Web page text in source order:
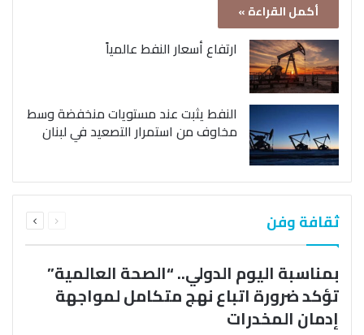
أكمل القراءة »
ارتفاع أسعار النفط عالمياً
النفط يثبت عند مستويات منخفضة وسط
مخاوف من استمرار التصعيد في لبنان
ثقافة وفن الصفحةالصفحة
بمناسبة اليوم الدولي.. “الصحة العالمية”
تؤكد ضرورة اتباع نهج متكامل لمواجهة
إدمان المخدرات